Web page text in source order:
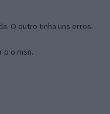
O outro tinha uns erros.
p o msn.